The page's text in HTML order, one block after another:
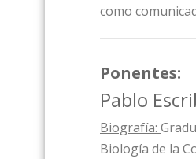
como
Ponentes:
Pablo
Biografía:
Biología de la